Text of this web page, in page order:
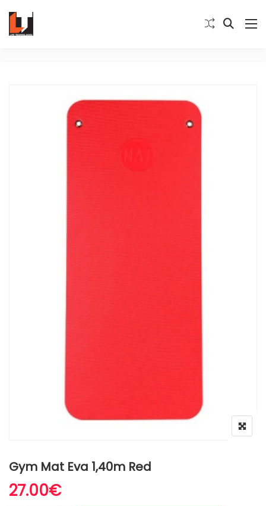
Gym Mat Eva 1,40m Red
27.00€